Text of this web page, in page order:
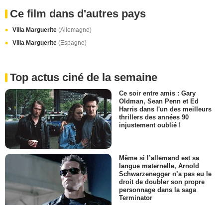
Ce film dans d'autres pays
Villa Marguerite (Allemagne)
Villa Marguerite (Espagne)
Top actus ciné de la semaine
Ce soir entre amis : Gary
Oldman, Sean Penn et Ed
Harris dans l'un des meilleurs
thrillers des années 90
injustement oublié !
Même si l’allemand est sa
langue maternelle, Arnold
Schwarzenegger n’a pas eu le
droit de doubler son propre
personnage dans la saga
Terminator